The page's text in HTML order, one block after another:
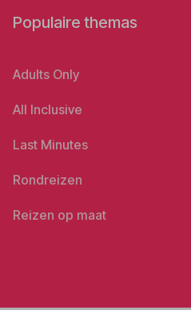
Populaire themas
Adults Only
All Inclusive
Last Minutes
Rondreizen
Reizen op maat